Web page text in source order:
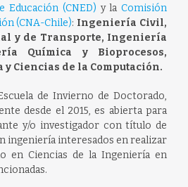
Educación (CNED) y laComisión
(CNA-Chile): Ingeniería Civil,
y de Transporte, Ingeniería
Química y Bioprocesos,
Ciencias de la Computación.
de Invierno de Doctorado,
desde el 2015, es abierta para
y/o investigador con título de
ingeniería interesados en realizar
en Ciencias de la Ingeniería en